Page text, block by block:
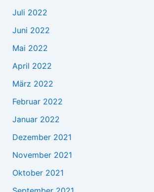
Juli 2022
Juni 2022
Mai 2022
April 2022
März 2022
Februar 2022
Januar 2022
Dezember 2021
November 2021
Oktober 2021